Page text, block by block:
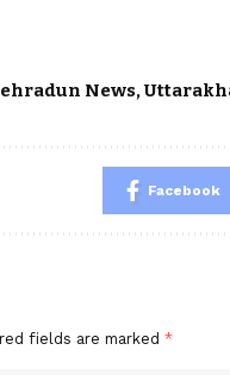
News,
Facebook
fields are marked *